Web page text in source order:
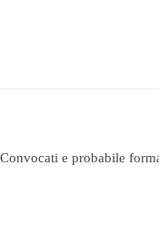
e probabile